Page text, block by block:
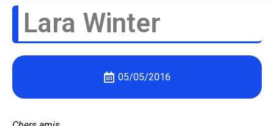
Lara Winter
05/05/2016